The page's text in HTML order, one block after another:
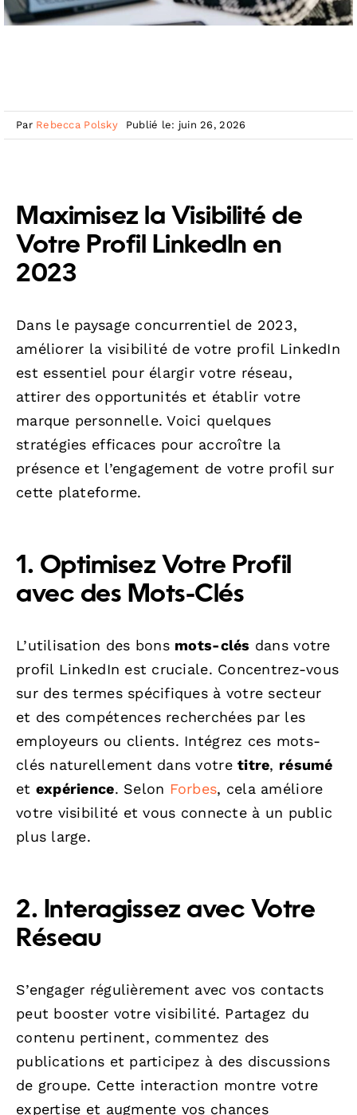
Par Rebecca Polsky Publié le: juin 26, 2026
Maximisez la Visibilité de
Votre Profil LinkedIn en
2023
Dans le paysage concurrentiel de 2023,
améliorer la visibilité de votre profil LinkedIn
est essentiel pour élargir votre réseau,
attirer des opportunités et établir votre
marque personnelle. Voici quelques
stratégies efficaces pour accroître la
présence et l’engagement de votre profil sur
cette plateforme.
1. Optimisez Votre Profil
avec des Mots-Clés
L’utilisation des bons mots-clés dans votre
profil LinkedIn est cruciale. Concentrez-vous
sur des termes spécifiques à votre secteur
et des compétences recherchées par les
employeurs ou clients. Intégrez ces mots-
clés naturellement dans votretitre, résumé
et expérience. Selon Forbes, cela améliore
votre visibilité et vous connecte à un public
plus large.
2. Interagissez avec Votre
Réseau
S’engager régulièrement avec vos contacts
peut booster votre visibilité. Partagez du
contenu pertinent, commentez des
publications et participez à des discussions
de groupe. Cette interaction montre votre
expertise et augmente vos chances